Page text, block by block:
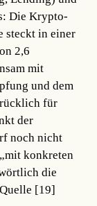
Die Krypto-
steckt in einer
2,6
mit
und dem
für
der
noch nicht
konkreten
die
Quelle [19]